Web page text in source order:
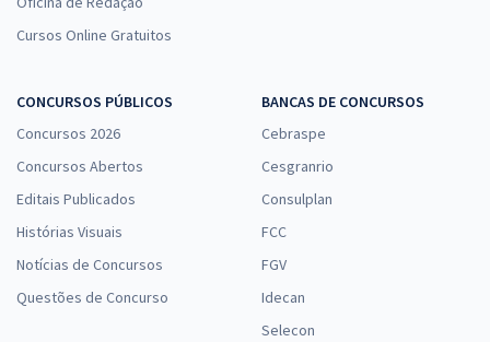
Cursos Online Gratuitos
CONCURSOS PÚBLICOS
Concursos 2026
Concursos Abertos
Editais Publicados
Histórias Visuais
Notícias de Concursos
Questões de Concurso
BANCAS DE CONCURSOS
Cebraspe
Cesgranrio
Consulplan
FCC
FGV
Idecan
Selecon